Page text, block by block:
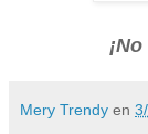
Mery Trendy en